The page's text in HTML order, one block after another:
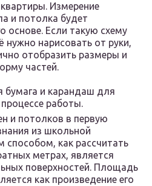
Измерение
и потолка будет
основе. Если такую схему
нужно нарисовать от руки,
отобразить размеры и
частей.
бумага и карандаш для
работы.
и потолков в первую
из школьной
способом, как рассчитать
метрах, является
поверхностей. Площадь
как произведение его